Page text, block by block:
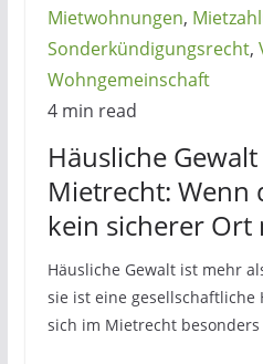
Mietwohnungen,
Sonderkündigungsrecht,
Wohngemeinschaft
4 min read
Häusliche
Mietrecht: Wenn
kein sicherer Ort
Häusliche Gewalt ist mehr
sie ist eine gesellschaftliche
sich im Mietrecht